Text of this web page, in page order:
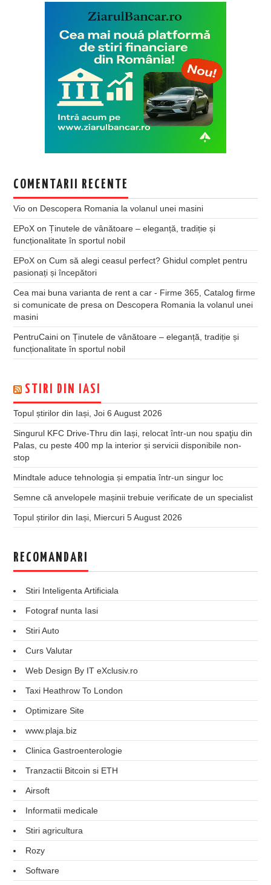
COMENTARII RECENTE
Vio on Descopera Romania la volanul unei masini
EPoX onȚinutele de vânătoare – eleganță, tradiție și
funcționalitate în sportul nobil
EPoX onCum să alegi ceasul perfect? Ghidul complet pentru
pasionați și începători
Cea mai buna varianta de rent a car - Firme 365, Catalog firme
si comunicate de presa on Descopera Romania la volanul unei
masini
PentruCaini onȚinutele de vânătoare – eleganță, tradiție și
funcționalitate în sportul nobil
STIRI DIN IASI
Topul știrilor din Iași, Joi 6 August 2026
Singurul KFC Drive-Thru din Iași, relocat într-un nou spaţiu din
Palas, cu peste 400 mp la interior și servicii disponibile non-
stop
Mindtale aduce tehnologia și empatia într-un singur loc
Semne că anvelopele mașinii trebuie verificate de un specialist
Topul știrilor din Iași, Miercuri 5 August 2026
RECOMANDARI
Stiri Inteligenta Artificiala
Fotograf nunta Iasi
Stiri Auto
Curs Valutar
Web Design By IT eXclusiv.ro
Taxi Heathrow To London
Optimizare Site
www.plaja.biz
Clinica Gastroenterologie
Tranzactii Bitcoin si ETH
Airsoft
Informatii medicale
Stiri agricultura
Rozy
Software